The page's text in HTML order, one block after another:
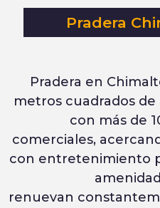
Pradera
Pradera en
metros cuadrados
con más de
comerciales,
con entretenimiento
renuevan